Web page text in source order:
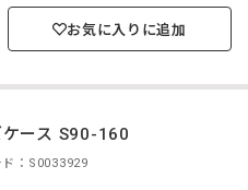
お気に入りに追加
ース S90-160
ド：S0033929